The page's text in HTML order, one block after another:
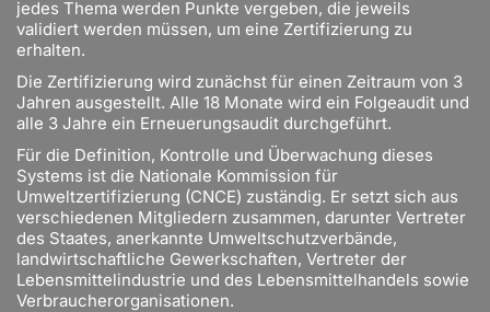
jedes Thema werden Punkte vergeben, die jeweils
validiert werden müssen, um eine Zertifizierung zu
erhalten.
Die Zertifizierung wird zunächst für einen Zeitraum von 3
Jahren ausgestellt. Alle 18 Monate wird ein Folgeaudit und
alle 3 Jahre ein Erneuerungsaudit durchgeführt.
Für die Definition, Kontrolle und Überwachung dieses
Systems ist die Nationale Kommission für
Umweltzertifizierung (CNCE) zuständig. Er setzt sich aus
verschiedenen Mitgliedern zusammen, darunter Vertreter
des Staates, anerkannte Umweltschutzverbände,
landwirtschaftliche Gewerkschaften, Vertreter der
Lebensmittelindustrie und des Lebensmittelhandels sowie
Verbraucherorganisationen.